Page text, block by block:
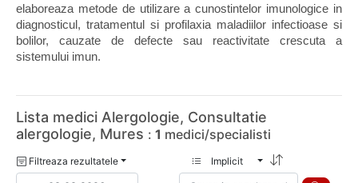
elaboreaza metode de utilizare a cunostintelor imunologice in
diagnosticul, tratamentul si profilaxia maladiilor infectioase si
bolilor, cauzate de defecte sau reactivitate crescuta a
sistemului imun.
Lista medici Alergologie, Consultatie
alergologie, Mures : 1 medici/specialisti
Filtreaza rezultatele Implicit